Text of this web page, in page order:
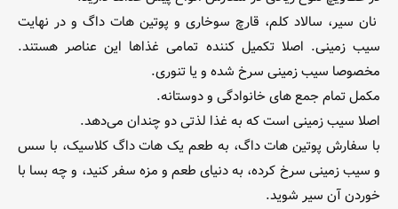
نان سیر، سالاد کلم، قارچ سوخاری و پوتین هات داگ و در نهایت
سیب زمینی. اصلا تکمیل کننده تمامی غذاها این عناصر هستند.
مخصوصا سیب زمینی سرخ شده و یا تنوری.
مکمل تمام جمع های خانوادگی و دوستانه.
اصلا سیب زمینی است که به غذا لذتی دو چندان می‌دهد.
با سفارش پوتین هات داگ، به طعم یک هات داگ کلاسیک، با سس
و سیب زمینی سرخ کرده، به دنیای طعم و مزه سفر کنید، و چه بسا با
خوردن آن سیر شوید.